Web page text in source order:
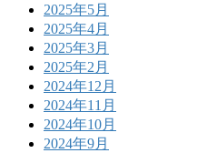
2025年5月
2025年4月
2025年3月
2025年2月
2024年12月
2024年11月
2024年10月
2024年9月